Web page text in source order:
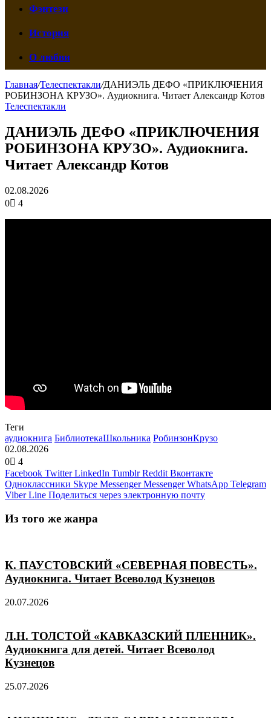
Фэнтези
История
О любви
Главная/Телеспектакли/ДАНИЭЛЬ ДЕФО «ПРИКЛЮЧЕНИЯ
РОБИНЗОНА КРУЗО». Аудиокнига. Читает Александр Котов
Телеспектакли
ДАНИЭЛЬ ДЕФО «ПРИКЛЮЧЕНИЯ
РОБИНЗОНА КРУЗО». Аудиокнига.
Читает Александр Котов
02.08.2026
0
4
Теги
аудиокнига БиблиотекаШкольника РобинзонКрузо
02.08.2026
0
4
Facebook Twitter LinkedIn Tumblr Reddit Вконтакте
Одноклассники Skype Messenger Messenger WhatsApp Telegram
Viber Line Поделиться через электронную почту
Из того же жанра
К. ПАУСТОВСКИЙ «СЕВЕРНАЯ ПОВЕСТЬ».
Аудиокнига. Читает Всеволод Кузнецов
20.07.2026
Л.Н. ТОЛСТОЙ «КАВКАЗСКИЙ ПЛЕННИК».
Аудиокнига для детей. Читает Всеволод
Кузнецов
25.07.2026